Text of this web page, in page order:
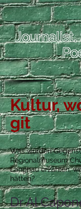
-BENJAMIN
Journalist,
Kultur,
git
Was würden
Regionalmuseum
Langnau erzählen,
hätten?
Dr Al